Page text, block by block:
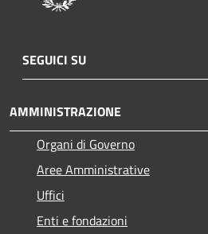
SEGUICI SU
AMMINISTRAZIONE
Organi di Governo
Aree Amministrative
Uffici
Enti e fondazioni